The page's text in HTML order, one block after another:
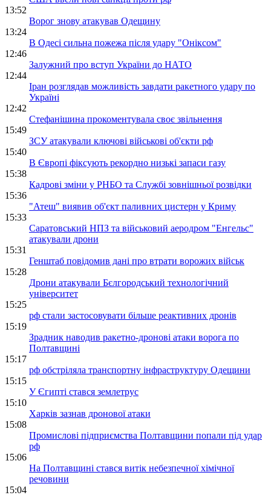
13:52
Ворог знову атакував Одещину
13:24
В Одесі сильна пожежа після удару "Оніксом"
12:46
Залужний про вступ України до НАТО
12:44
Іран розглядав можливість завдати ракетного удару по
Україні
12:42
Стефанішина прокоментувала своє звільнення
15:49
ЗСУ атакували ключові військові об'єкти рф
15:40
В Європі фіксують рекордно низькі запаси газу
15:38
Кадрові зміни у РНБО та Службі зовнішньої розвідки
15:36
"Атеш" виявив об'єкт паливних цистерн у Криму
15:33
Саратовський НПЗ та військовий аеродром "Енгельс"
атакували дрони
15:31
Генштаб повідомив дані про втрати ворожих військ
15:28
Дрони атакували Бєлгородський технологічний
університет
15:25
рф стали застосовувати більше реактивних дронів
15:19
Зрадник наводив ракетно-дронові атаки ворога по
Полтавщині
15:17
рф обстріляла транспортну інфраструктуру Одещини
15:15
У Єгипті стався землетрус
15:10
Харків зазнав дронової атаки
15:08
Промислові підприємства Полтавщини попали під удар
рф
15:06
На Полтавщині стався витік небезпечної хімічної
речовини
15:04